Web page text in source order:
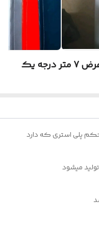
برزنت کانتینری یک رو ضد آب عرض 7 متر درجه یک
پلی استری که دارد
میشود